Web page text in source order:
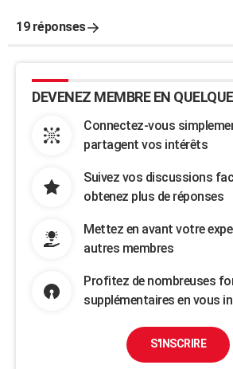
19 réponses
DEVENEZ MEMBRE EN
Connectez-vous
partagent vos intérêts
Suivez vos discussions
obtenez plus de réponses
Mettez en avant votre
autres membres
Profitez de nombreuses
supplémentaires en vous
S'INSCRIRE